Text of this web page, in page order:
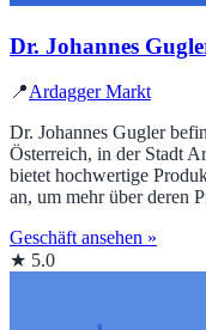
Dr. Johannes
📍Ardagger Markt
Dr. Johannes Gugler
Österreich, in der Stadt
bietet hochwertige
an, um mehr über deren
Geschäft ansehen »
★ 5.0